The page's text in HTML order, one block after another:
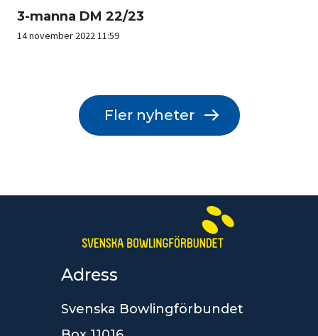
3-manna DM 22/23
14 november 2022 11:59
Fler nyheter
Adress
Svenska Bowlingförbundet